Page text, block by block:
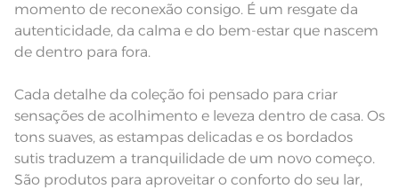
momento de reconexão consigo. É um resgate da
autenticidade, da calma e do bem-estar que nascem
de dentro para fora.
Cada detalhe da coleção foi pensado para criar
sensações de acolhimento e leveza dentro de casa. Os
tons suaves, as estampas delicadas e os bordados
sutis traduzem a tranquilidade de um novo começo.
São produtos para aproveitar o conforto do seu lar,